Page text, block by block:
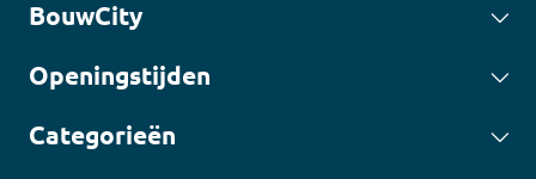
BouwCity
Openingstijden
Categorieën